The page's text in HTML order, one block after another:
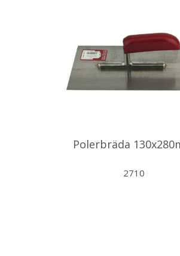
Polerbräda
2710